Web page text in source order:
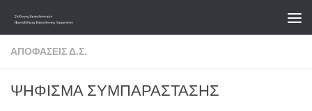
Skip to content
ΑΠΟΦΆΣΕΙΣ Δ.Σ.
ΨΗΦΙΣΜΑ ΣΥΜΠΑΡΑΣΤΑΣΗΣ